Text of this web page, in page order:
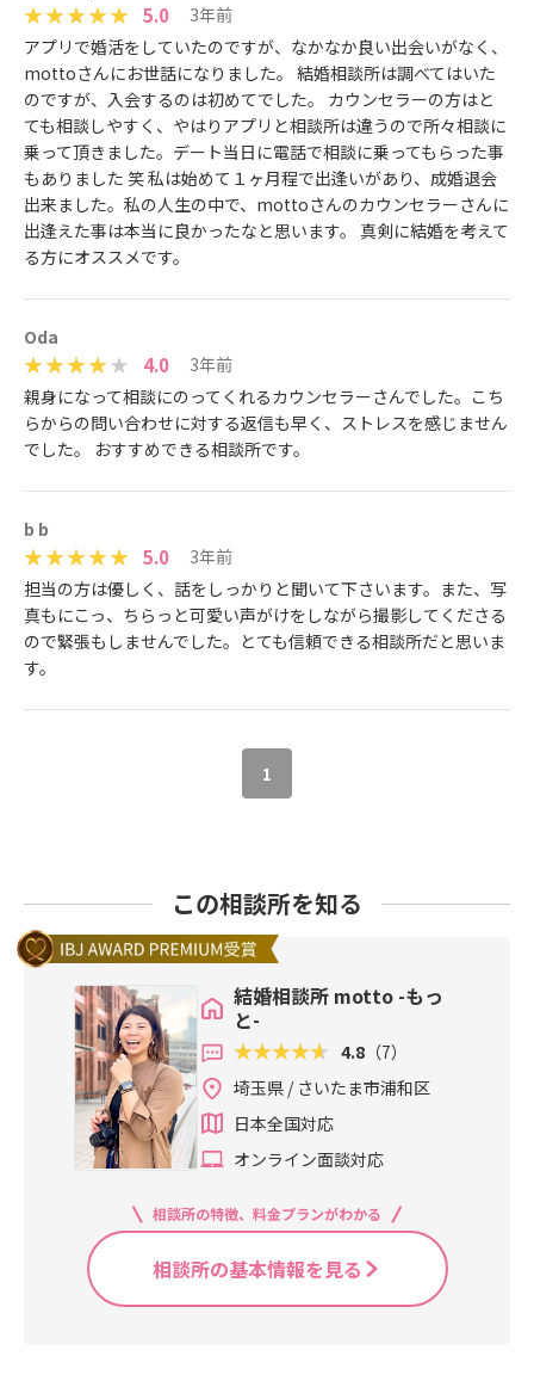
5.0
3年前
アプリで婚活をしていたのですが、なかなか良い出会いがなく、
mottoさんにお世話になりました。 結婚相談所は調べてはいた
のですが、入会するのは初めてでした。 カウンセラーの方はと
ても相談しやすく、やはりアプリと相談所は違うので所々相談に
乗って頂きました。デート当日に電話で相談に乗ってもらった事
もありました 笑 私は始めて１ヶ月程で出逢いがあり、成婚退会
出来ました。私の人生の中で、mottoさんのカウンセラーさんに
出逢えた事は本当に良かったなと思います。 真剣に結婚を考えて
る方にオススメです。
Oda
4.0
3年前
親身になって相談にのってくれるカウンセラーさんでした。こち
らからの問い合わせに対する返信も早く、ストレスを感じません
でした。 おすすめできる相談所です。
b b
5.0
3年前
担当の方は優しく、話をしっかりと聞いて下さいます。また、写
真もにこっ、ちらっと可愛い声がけをしながら撮影してくださる
ので緊張もしませんでした。とても信頼できる相談所だと思いま
す。
1
この相談所を知る
結婚相談所 motto -もっ
と-
4.8 （7）
埼玉県 / さいたま市浦和区
日本全国対応
オンライン面談対応
相談所の特徴、料金プランがわかる
相談所の基本情報を見る